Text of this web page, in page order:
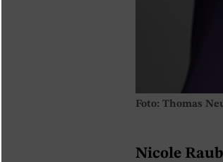
Foto: Thomas
Nicole